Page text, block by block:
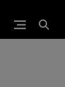
Menú
(Abre en